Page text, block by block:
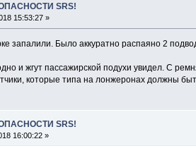
SRS!
15:53:27 »
запалили. Было аккуратно распаяно 2
и жгут пассажирской подухи увидел. С
которые типа на лонжеронах должны
SRS!
16:00:22 »